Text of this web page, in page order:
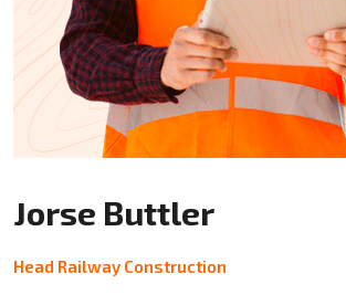
Jorse Buttler
Head Railway Construction